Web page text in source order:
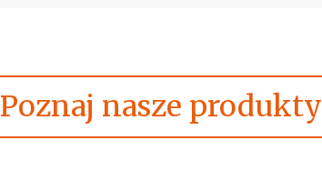
Poznaj nasze produkty